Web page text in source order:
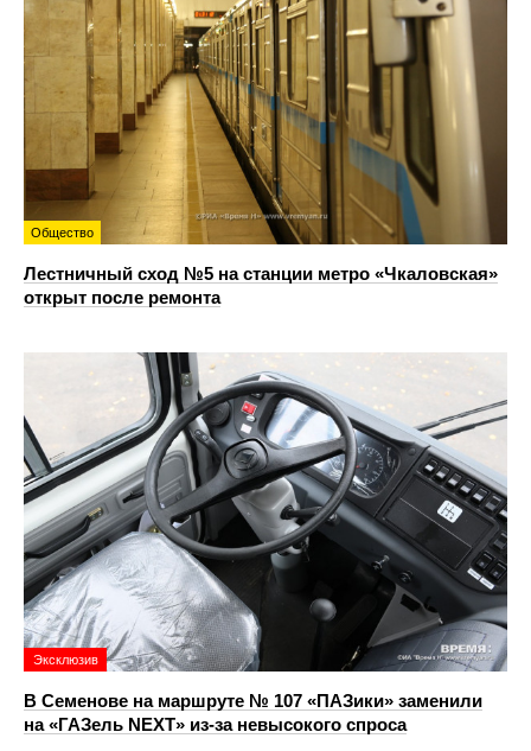
Общество
Лестничный сход №5 на станции метро «Чкаловская»
открыт после ремонта
Эксклюзив
В Семенове на маршруте № 107 «ПАЗики» заменили
на «ГАЗель NEXT» из‑за невысокого спроса